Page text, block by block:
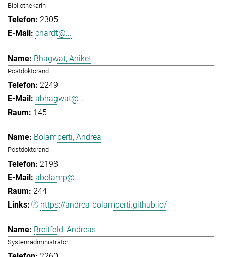
Bibliothekarin
2305
chardt@...
Bhagwat, Aniket
Postdoktorand
2249
abhagwat@...
145
Bolamperti, Andrea
Postdoktorand
2198
abolamp@...
244
https://andrea-bolamperti.github.io/
Breitfeld, Andreas
Systemadministrator